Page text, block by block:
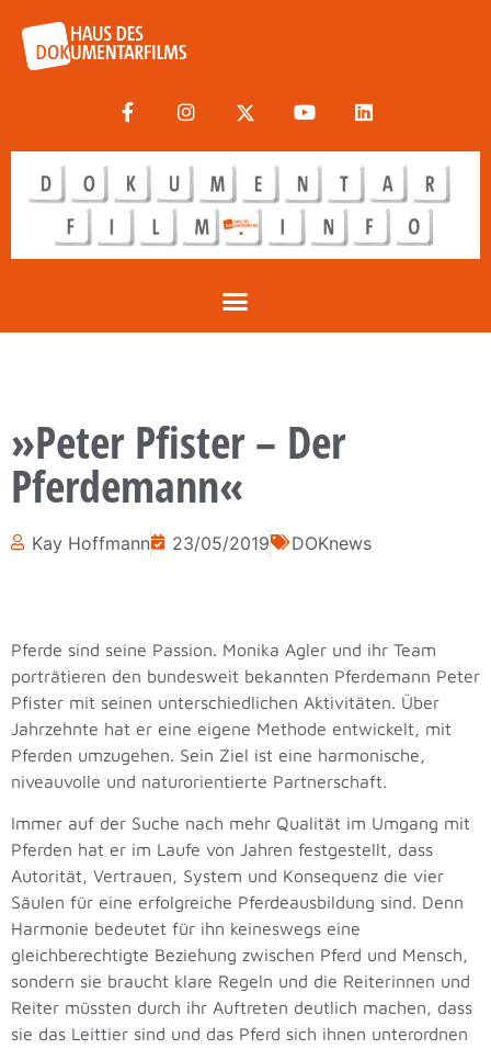
»Peter Pfister – Der
Pferdemann«
Kay Hoffmann 23/05/2019 DOKnews
Pferde sind seine Passion. Monika Agler und ihr Team
porträtieren den bundesweit bekannten Pferdemann Peter
Pfister mit seinen unterschiedlichen Aktivitäten. Über
Jahrzehnte hat er eine eigene Methode entwickelt, mit
Pferden umzugehen. Sein Ziel ist eine harmonische,
niveauvolle und naturorientierte Partnerschaft.
Immer auf der Suche nach mehr Qualität im Umgang mit
Pferden hat er im Laufe von Jahren festgestellt, dass
Autorität, Vertrauen, System und Konsequenz die vier
Säulen für eine erfolgreiche Pferdeausbildung sind. Denn
Harmonie bedeutet für ihn keineswegs eine
gleichberechtigte Beziehung zwischen Pferd und Mensch,
sondern sie braucht klare Regeln und die Reiterinnen und
Reiter müssten durch ihr Auftreten deutlich machen, dass
sie das Leittier sind und das Pferd sich ihnen unterordnen